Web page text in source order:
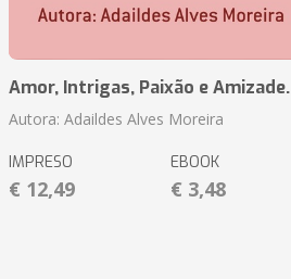
Amor, Intrigas, Paixão e Amizade.
Autora: Adaildes Alves Moreira
IMPRESO
€ 12,49
EBOOK
€ 3,48